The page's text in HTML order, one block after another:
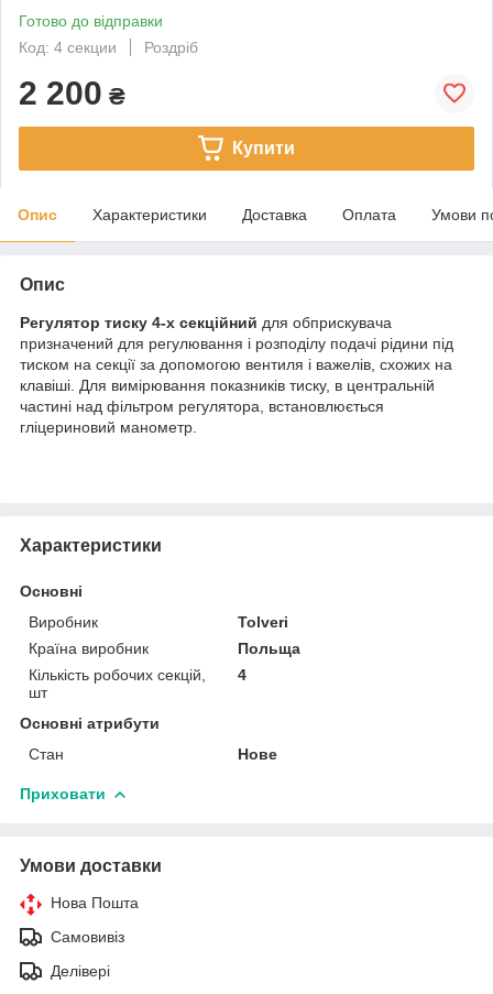
Готово до відправки
Код: 4 секции
Роздріб
2 200 ₴
Купити
Опис Характеристики Доставка Оплата Умови
Опис
Регулятор тиску 4-х секційний для обприскувача
призначений для регулювання і розподілу подачі рідини під
тиском на секції за допомогою вентиля і важелів, схожих на
клавіші. Для вимірювання показників тиску, в центральній
частині над фільтром регулятора, встановлюється
гліцериновий манометр.
Характеристики
Основні
Виробник
Tolveri
Країна виробник
Польща
Кількість робочих секцій,
шт
4
Основні атрибути
Стан
Нове
Приховати
Умови доставки
Нова Пошта
Самовивіз
Делівері